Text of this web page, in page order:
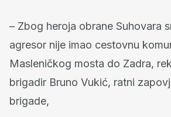
– Zbog heroja obrane Suhovara
agresor nije imao cestovnu
Masleničkog mosta do Zadra,
brigadir Bruno Vukić, ratni
brigade,